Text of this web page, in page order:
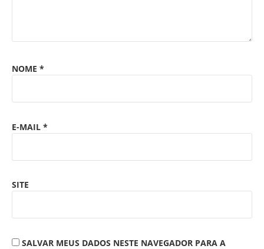
NOME *
E-MAIL *
SITE
SALVAR MEUS DADOS NESTE NAVEGADOR PARA A